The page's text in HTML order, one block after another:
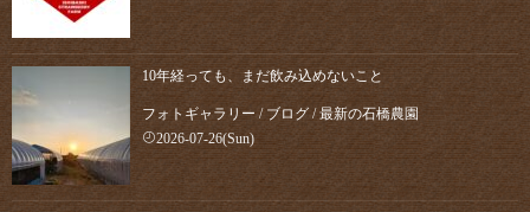
10年経っても、まだ飲み込めないこと
フォトギャラリー / ブログ /最新の石橋農園
2026-07-26(Sun)